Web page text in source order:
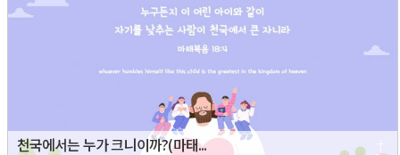
천국에서는 누가 크니이까?(마태...